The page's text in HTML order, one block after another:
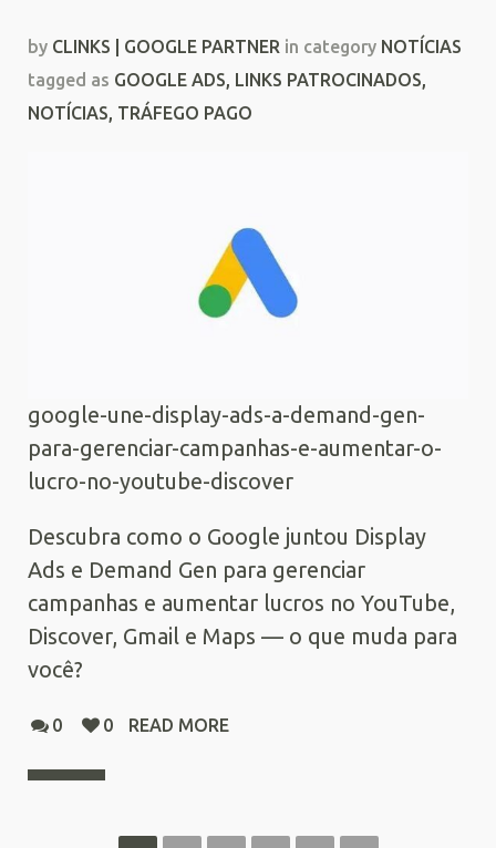
by CLINKS | GOOGLE PARTNER in category NOTÍCIAS
tagged as GOOGLE ADS, LINKS PATROCINADOS,
NOTÍCIAS, TRÁFEGO PAGO
google-une-display-ads-a-demand-gen-
para-gerenciar-campanhas-e-aumentar-o-
lucro-no-youtube-discover
Descubra como o Google juntou Display
Ads e Demand Gen para gerenciar
campanhas e aumentar lucros no YouTube,
Discover, Gmail e Maps — o que muda para
você?
0 0 READ MORE